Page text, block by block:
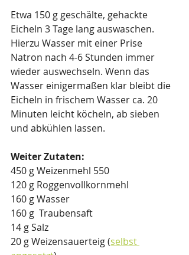
Etwa 150 g geschälte, gehackte
Eicheln 3 Tage lang auswaschen.
Hierzu Wasser mit einer Prise
Natron nach 4-6 Stunden immer
wieder auswechseln. Wenn das
Wasser einigermaßen klar bleibt die
Eicheln in frischem Wasser ca. 20
Minuten leicht köcheln, ab sieben
und abkühlen lassen.
Weiter Zutaten:
450 g Weizenmehl 550
120 g Roggenvollkornmehl
160 g Wasser
160 g  Traubensaft
14 g Salz
20 g Weizensauerteig (selbst